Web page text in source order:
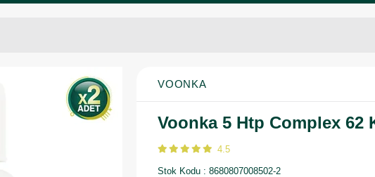
VOONKA
Voonka 5 Htp Complex 62
4.5
Stok Kodu 8680807008502-2